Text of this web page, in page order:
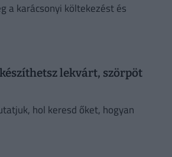
a karácsonyi költekezést és
lekvárt, szörpöt
hol keresd őket, hogyan